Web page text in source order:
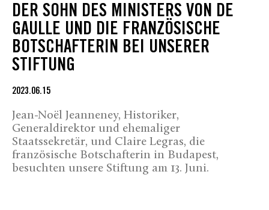
DER SOHN DES MINISTERS VON DE
GAULLE UND DIE FRANZÖSISCHE
BOTSCHAFTERIN BEI UNSERER
STIFTUNG
2023.06.15
Jean-Noël Jeanneney, Historiker,
Generaldirektor und ehemaliger
Staatssekretär, und Claire Legras, die
französische Botschafterin in Budapest,
besuchten unsere Stiftung am 13. Juni.